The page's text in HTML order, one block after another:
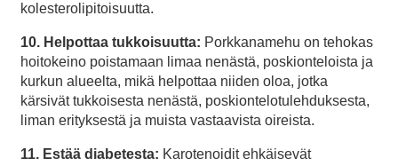
kolesterolipitoisuutta.
10. Helpottaa tukkoisuutta: Porkkanamehu on tehokas
hoitokeino poistamaan limaa nenästä, poskionteloista ja
kurkun alueelta, mikä helpottaa niiden oloa, jotka
kärsivät tukkoisesta nenästä, poskiontelotulehduksesta,
liman erityksestä ja muista vastaavista oireista.
11. Estää diabetesta: Karotenoidit ehkäisevät